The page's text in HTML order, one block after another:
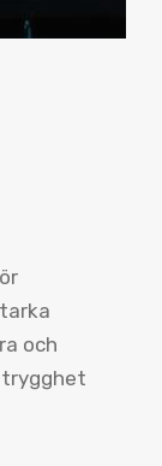
och
trygghet